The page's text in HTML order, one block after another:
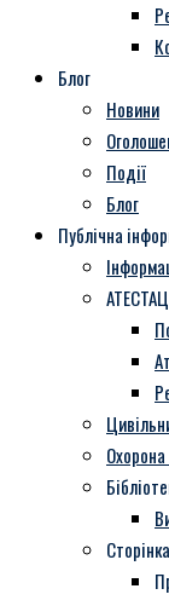
Блог
Новини
Події
Блог
Публічна
Охорона